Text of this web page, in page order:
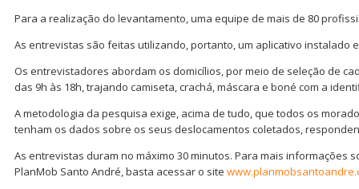
Para a realização do levantamento, uma equipe de mais de 80
As entrevistas são feitas utilizando, portanto, um aplicativo instalado
Os entrevistadores abordam os domicílios, por meio de seleção de
das 9h às 18h, trajando camiseta, crachá, máscara e boné com a
A metodologia da pesquisa exige, acima de tudo, que todos os
tenham os dados sobre os seus deslocamentos coletados,
As entrevistas duram no máximo 30 minutos. Para mais informações
PlanMob Santo André, basta acessar o site